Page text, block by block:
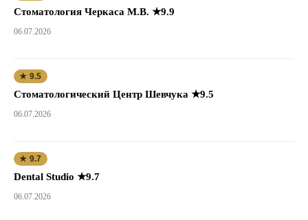
Стоматология Черкаса М.В. ★9.9
06.07.2026
★ 9.5
Стоматологический Центр Шевчука ★9.5
06.07.2026
★ 9.7
Dental Studio ★9.7
06.07.2026